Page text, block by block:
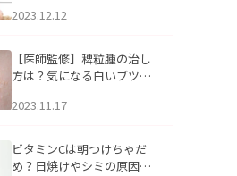
2023.12.12
【医師監修】稗粒腫の治し
方は？気になる白いブツブ
アについて
2023.11.17
ビタミンCは朝つけちゃだ
め？日焼けやシミの原因に